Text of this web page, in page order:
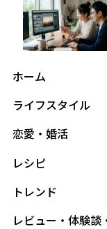
ホーム
ライフスタイル
恋愛・婚活
レシピ
トレンド
レビュー・体験談